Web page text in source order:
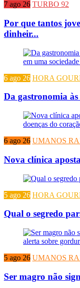
7 ago 26 TURBO 92
Por que tantos
dinheir...
6 ago 26 HORA
Da gastronomia às
6 ago 26 UMANOS
Nova clínica
5 ago 26 HORA
Qual o segredo
5 ago 26 UMANOS
Ser magro não